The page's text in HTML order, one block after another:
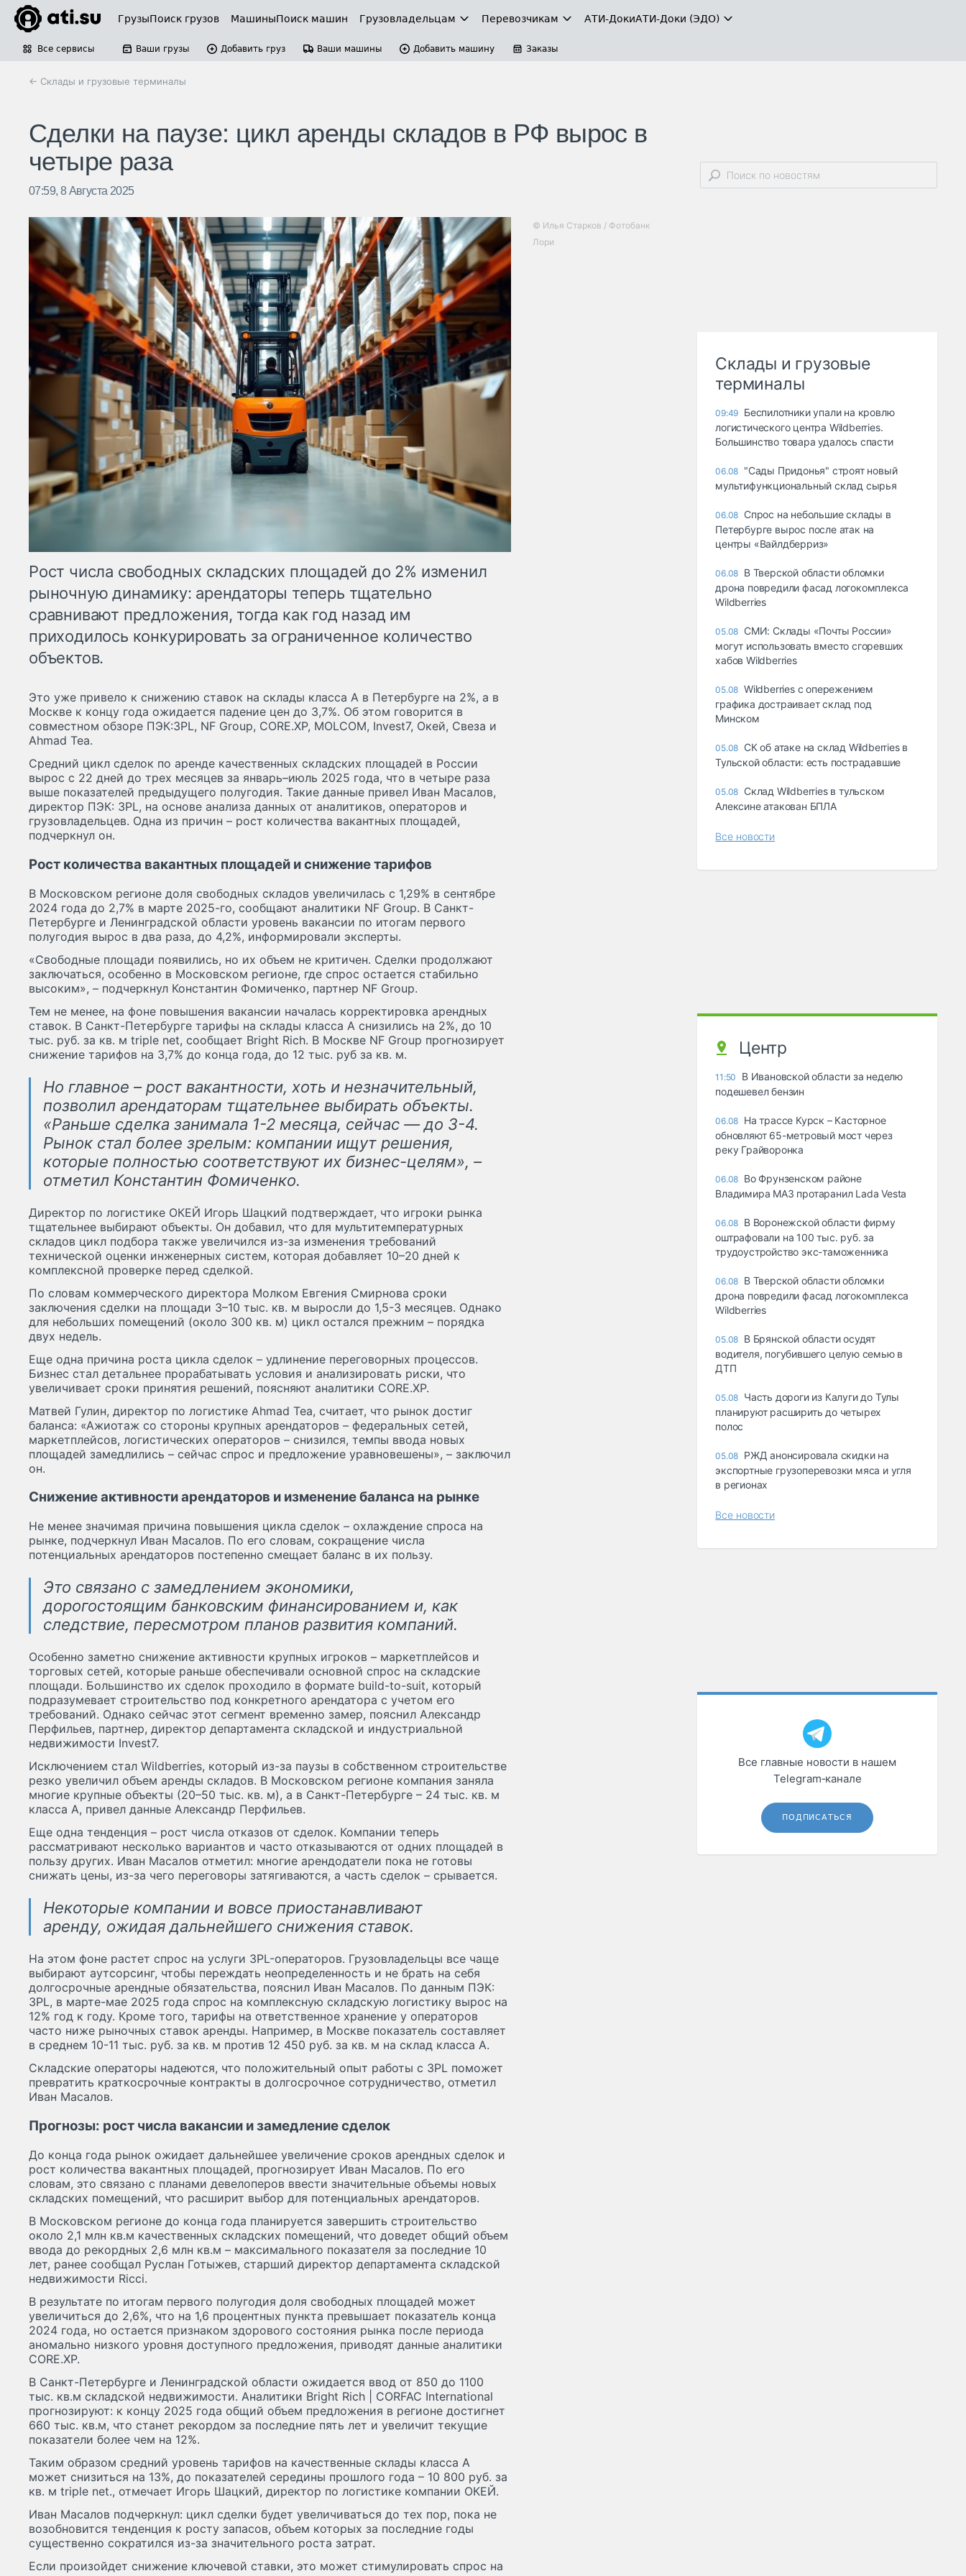
ГрузыПоиск грузов МашиныПоиск машин Грузовладельцам Перевозчикам АТИ-ДокиАТИ-Доки (ЭДО)
Все сервисы Ваши грузы Добавить груз Ваши машины Добавить машину Заказы
← Склады и грузовые терминалы
Сделки на паузе: цикл аренды складов в РФ вырос в
четыре раза
07:59, 8 Августа 2025
© Илья Старков / Фотобанк
Лори
Рост числа свободных складских площадей до 2% изменил
рыночную динамику: арендаторы теперь тщательно
сравнивают предложения, тогда как год назад им
приходилось конкурировать за ограниченное количество
объектов.
Это уже привело к снижению ставок на склады класса А в Петербурге на 2%, а в
Москве к концу года ожидается падение цен до 3,7%. Об этом говорится в
совместном обзоре ПЭК:3PL, NF Group, CORE.XP, MOLCOM, Invest7, Окей, Свеза и
Ahmad Tea.
Средний цикл сделок по аренде качественных складских площадей в России
вырос с 22 дней до трех месяцев за январь–июль 2025 года, что в четыре раза
выше показателей предыдущего полугодия. Такие данные привел Иван Масалов,
директор ПЭК: 3PL, на основе анализа данных от аналитиков, операторов и
грузовладельцев. Одна из причин – рост количества вакантных площадей,
подчеркнул он.
Рост количества вакантных площадей и снижение тарифов
В Московском регионе доля свободных складов увеличилась с 1,29% в сентябре
2024 года до 2,7% в марте 2025-го, сообщают аналитики NF Group. В Санкт-
Петербурге и Ленинградской области уровень вакансии по итогам первого
полугодия вырос в два раза, до 4,2%, информировали эксперты.
«Свободные площади появились, но их объем не критичен. Сделки продолжают
заключаться, особенно в Московском регионе, где спрос остается стабильно
высоким», – подчеркнул Константин Фомиченко, партнер NF Group.
Тем не менее, на фоне повышения вакансии началась корректировка арендных
ставок. В Санкт-Петербурге тарифы на склады класса А снизились на 2%, до 10
тыс. руб. за кв. м triple net, сообщает Bright Rich. В Москве NF Group прогнозирует
снижение тарифов на 3,7% до конца года, до 12 тыс. руб за кв. м.
Но главное – рост вакантности, хоть и незначительный,
позволил арендаторам тщательнее выбирать объекты.
«Раньше сделка занимала 1-2 месяца, сейчас — до 3-4.
Рынок стал более зрелым: компании ищут решения,
которые полностью соответствуют их бизнес-целям», –
отметил Константин Фомиченко.
Директор по логистике ОКЕЙ Игорь Шацкий подтверждает, что игроки рынка
тщательнее выбирают объекты. Он добавил, что для мультитемпературных
складов цикл подбора также увеличился из-за изменения требований
технической оценки инженерных систем, которая добавляет 10–20 дней к
комплексной проверке перед сделкой.
По словам коммерческого директора Молком Евгения Смирнова сроки
заключения сделки на площади 3–10 тыс. кв. м выросли до 1,5-3 месяцев. Однако
для небольших помещений (около 300 кв. м) цикл остался прежним – порядка
двух недель.
Еще одна причина роста цикла сделок – удлинение переговорных процессов.
Бизнес стал детальнее прорабатывать условия и анализировать риски, что
увеличивает сроки принятия решений, поясняют аналитики CORE.XP.
Матвей Гулин, директор по логистике Ahmad Tea, считает, что рынок достиг
баланса: «Ажиотаж со стороны крупных арендаторов – федеральных сетей,
маркетплейсов, логистических операторов – снизился, темпы ввода новых
площадей замедлились – сейчас спрос и предложение уравновешены», – заключил
он.
Снижение активности арендаторов и изменение баланса на рынке
Не менее значимая причина повышения цикла сделок – охлаждение спроса на
рынке, подчеркнул Иван Масалов. По его словам, сокращение числа
потенциальных арендаторов постепенно смещает баланс в их пользу.
Это связано с замедлением экономики,
дорогостоящим банковским финансированием и, как
следствие, пересмотром планов развития компаний.
Особенно заметно снижение активности крупных игроков – маркетплейсов и
торговых сетей, которые раньше обеспечивали основной спрос на складские
площади. Большинство их сделок проходило в формате build-to-suit, который
подразумевает строительство под конкретного арендатора с учетом его
требований. Однако сейчас этот сегмент временно замер, пояснил Александр
Перфильев, партнер, директор департамента складской и индустриальной
недвижимости Invest7.
Исключением стал Wildberries, который из-за паузы в собственном строительстве
резко увеличил объем аренды складов. В Московском регионе компания заняла
многие крупные объекты (20–50 тыс. кв. м), а в Санкт-Петербурге – 24 тыс. кв. м
класса А, привел данные Александр Перфильев.
Еще одна тенденция – рост числа отказов от сделок. Компании теперь
рассматривают несколько вариантов и часто отказываются от одних площадей в
пользу других. Иван Масалов отметил: многие арендодатели пока не готовы
снижать цены, из-за чего переговоры затягиваются, а часть сделок – срывается.
Некоторые компании и вовсе приостанавливают
аренду, ожидая дальнейшего снижения ставок.
На этом фоне растет спрос на услуги 3PL-операторов. Грузовладельцы все чаще
выбирают аутсорсинг, чтобы переждать неопределенность и не брать на себя
долгосрочные арендные обязательства, пояснил Иван Масалов. По данным ПЭК:
3PL, в марте-мае 2025 года спрос на комплексную складскую логистику вырос на
12% год к году. Кроме того, тарифы на ответственное хранение у операторов
часто ниже рыночных ставок аренды. Например, в Москве показатель составляет
в среднем 10-11 тыс. руб. за кв. м против 12 450 руб. за кв. м на склад класса А.
Складские операторы надеются, что положительный опыт работы с 3PL поможет
превратить краткосрочные контракты в долгосрочное сотрудничество, отметил
Иван Масалов.
Прогнозы: рост числа вакансии и замедление сделок
До конца года рынок ожидает дальнейшее увеличение сроков арендных сделок и
рост количества вакантных площадей, прогнозирует Иван Масалов. По его
словам, это связано с планами девелоперов ввести значительные объемы новых
складских помещений, что расширит выбор для потенциальных арендаторов.
В Московском регионе до конца года планируется завершить строительство
около 2,1 млн кв.м качественных складских помещений, что доведет общий объем
ввода до рекордных 2,6 млн кв.м – максимального показателя за последние 10
лет, ранее сообщал Руслан Готыжев, старший директор департамента складской
недвижимости Ricci.
В результате по итогам первого полугодия доля свободных площадей может
увеличиться до 2,6%, что на 1,6 процентных пункта превышает показатель конца
2024 года, но остается признаком здорового состояния рынка после периода
аномально низкого уровня доступного предложения, приводят данные аналитики
CORE.XP.
В Санкт-Петербурге и Ленинградской области ожидается ввод от 850 до 1100
тыс. кв.м складской недвижимости. Аналитики Bright Rich | CORFAC International
прогнозируют: к концу 2025 года общий объем предложения в регионе достигнет
660 тыс. кв.м, что станет рекордом за последние пять лет и увеличит текущие
показатели более чем на 12%.
Таким образом средний уровень тарифов на качественные склады класса А
может снизиться на 13%, до показателей середины прошлого года – 10 800 руб. за
кв. м triple net., отмечает Игорь Шацкий, директор по логистике компании ОКЕЙ.
Иван Масалов подчеркнул: цикл сделки будет увеличиваться до тех пор, пока не
возобновится тенденция к росту запасов, объем которых за последние годы
существенно сократился из-за значительного роста затрат.
Если произойдет снижение ключевой ставки, это может стимулировать спрос на
Склады и грузовые
терминалы
09:49 Беспилотники упали на кровлю
логистического центра Wildberries.
Большинство товара удалось спасти
06.08 "Сады Придонья" строят новый
мультифункциональный склад сырья
06.08 Спрос на небольшие склады в
Петербурге вырос после атак на
центры «Вайлдберриз»
06.08 В Тверской области обломки
дрона повредили фасад логокомплекса
Wildberries
05.08 СМИ: Склады «Почты России»
могут использовать вместо сгоревших
хабов Wildberries
05.08 Wildberries с опережением
графика достраивает склад под
Минском
05.08 СК об атаке на склад Wildberries в
Тульской области: есть пострадавшие
05.08 Склад Wildberries в тульском
Алексине атакован БПЛА
Все новости
Центр
11:50
В Ивановской области за неделю
подешевел бензин
06.08 На трассе Курск – Касторное
обновляют 65-метровый мост через
реку Грайворонка
06.08 Во Фрунзенском районе
Владимира МАЗ протаранил Lada Vesta
06.08 В Воронежской области фирму
оштрафовали на 100 тыс. руб. за
трудоустройство экс-таможенника
06.08 В Тверской области обломки
дрона повредили фасад логокомплекса
Wildberries
05.08 В Брянской области осудят
водителя, погубившего целую семью в
ДТП
05.08 Часть дороги из Калуги до Тулы
планируют расширить до четырех
полос
05.08 РЖД анонсировала скидки на
экспортные грузоперевозки мяса и угля
в регионах
Все новости
Все главные новости в нашем
Telegram‑канале
ПОДПИСАТЬСЯ